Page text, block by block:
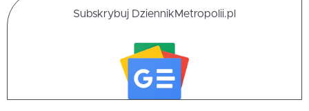
Subskrybuj DziennikMetropolii.pl